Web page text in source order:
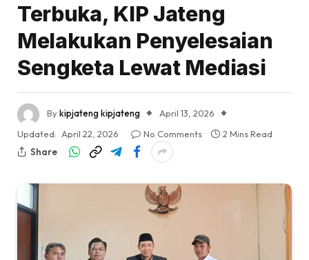
Terbuka, KIP Jateng
Melakukan Penyelesaian
Sengketa Lewat Mediasi
Bykipjateng kipjateng
April 13, 2026
Updated: April 22, 2026 No Comments
2 Mins Read
Share